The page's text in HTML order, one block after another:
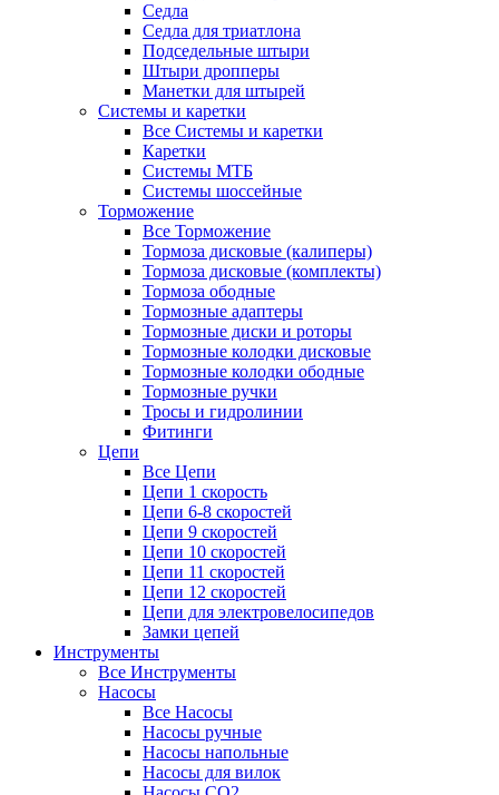
Седла
Седла для триатлона
Подседельные штыри
Штыри дропперы
Манетки для штырей
Системы и каретки
Все Системы и каретки
Каретки
Системы МТБ
Системы шоссейные
Торможение
Все Торможение
Тормоза дисковые (калиперы)
Тормоза дисковые (комплекты)
Тормоза ободные
Тормозные адаптеры
Тормозные диски и роторы
Тормозные колодки дисковые
Тормозные колодки ободные
Тормозные ручки
Тросы и гидролинии
Фитинги
Цепи
Все Цепи
Цепи 1 скорость
Цепи 6-8 скоростей
Цепи 9 скоростей
Цепи 10 скоростей
Цепи 11 скоростей
Цепи 12 скоростей
Цепи для электровелосипедов
Замки цепей
Инструменты
Все Инструменты
Насосы
Все Насосы
Насосы ручные
Насосы напольные
Насосы для вилок